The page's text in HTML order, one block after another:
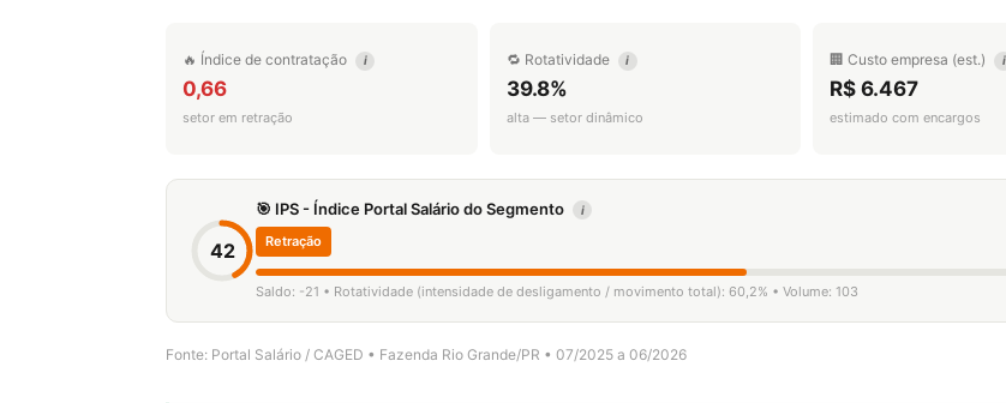
🔥 Índice de contratação i
0,66
setor em retração
🔁 Rotatividade i
39.8%
alta — setor dinâmico
🏢 Custo empresa (est.) i
R$ 6.467
estimado com encargos
42
🎯 IPS - Índice Portal Salário do Segmento i
Retração
Saldo: -21 • Rotatividade (intensidade de desligamento / movimento total): 60,2% • Volume: 103
Fonte: Portal Salário / CAGED • Fazenda Rio Grande/PR • 07/2025 a 06/2026